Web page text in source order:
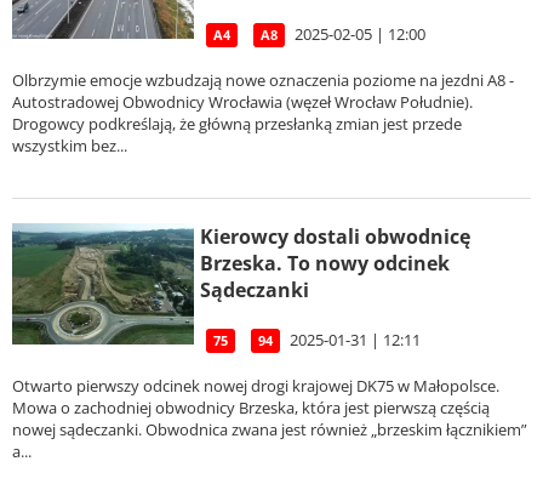
A4 A8 2025-02-05 | 12:00
Olbrzymie emocje wzbudzają nowe oznaczenia poziome na jezdni A8 -
Autostradowej Obwodnicy Wrocławia (węzeł Wrocław Południe).
Drogowcy podkreślają, że główną przesłanką zmian jest przede
wszystkim bez...
Kierowcy dostali obwodnicę
Brzeska. To nowy odcinek
Sądeczanki
75 94 2025-01-31 | 12:11
Otwarto pierwszy odcinek nowej drogi krajowej DK75 w Małopolsce.
Mowa o zachodniej obwodnicy Brzeska, która jest pierwszą częścią
nowej sądeczanki. Obwodnica zwana jest również „brzeskim łącznikiem”
a...